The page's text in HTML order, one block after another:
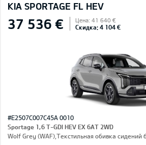
KIA SPORTAGE FL HEV
37 536 € Цена: 41 640 €
Скидка: 4 104 €
#E2507C007C45A 0010
Sportage 1,6 T-GDI HEV EX 6AT 2WD
Wolf Grey (WAF),Текстильная обивка сидений